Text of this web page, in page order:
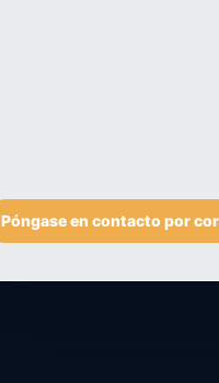
Póngase en contacto por